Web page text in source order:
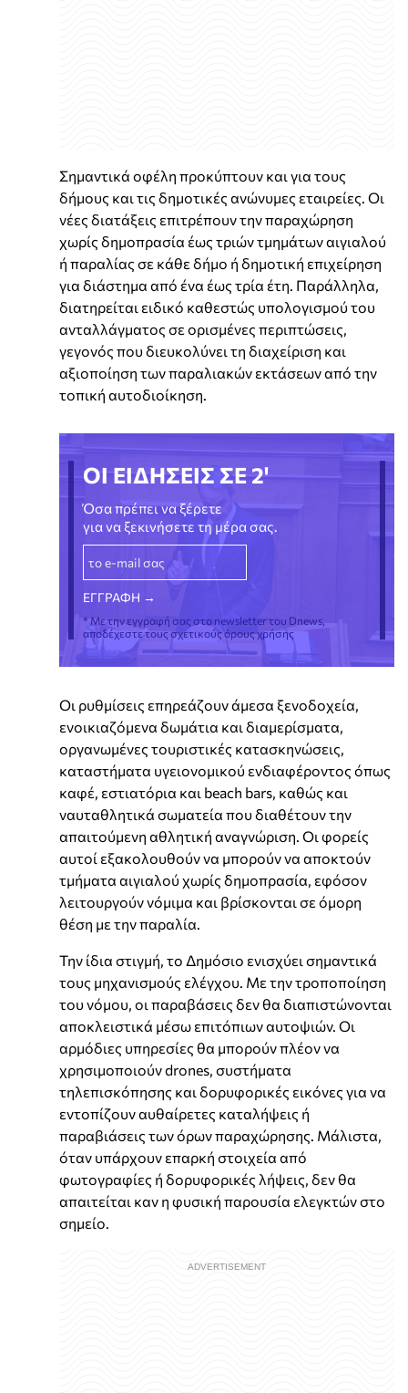
Σημαντικά οφέλη προκύπτουν και για τους
δήμους και τις δημοτικές ανώνυμες εταιρείες. Οι
νέες διατάξεις επιτρέπουν την παραχώρηση
χωρίς δημοπρασία έως τριών τμημάτων αιγιαλού
ή παραλίας σε κάθε δήμο ή δημοτική επιχείρηση
για διάστημα από ένα έως τρία έτη. Παράλληλα,
διατηρείται ειδικό καθεστώς υπολογισμού του
ανταλλάγματος σε ορισμένες περιπτώσεις,
γεγονός που διευκολύνει τη διαχείριση και
αξιοποίηση των παραλιακών εκτάσεων από την
τοπική αυτοδιοίκηση.
ΟΙ ΕΙΔΗΣΕΙΣ ΣΕ 2'
Όσα πρέπει να ξέρετε
για να ξεκινήσετε τη μέρα σας.
* Με την εγγραφή σας στο newsletter του Dnews,
αποδέχεστε τους σχετικούς όρους χρήσης
Οι ρυθμίσεις επηρεάζουν άμεσα ξενοδοχεία,
ενοικιαζόμενα δωμάτια και διαμερίσματα,
οργανωμένες τουριστικές κατασκηνώσεις,
καταστήματα υγειονομικού ενδιαφέροντος όπως
καφέ, εστιατόρια και beach bars, καθώς και
ναυταθλητικά σωματεία που διαθέτουν την
απαιτούμενη αθλητική αναγνώριση. Οι φορείς
αυτοί εξακολουθούν να μπορούν να αποκτούν
τμήματα αιγιαλού χωρίς δημοπρασία, εφόσον
λειτουργούν νόμιμα και βρίσκονται σε όμορη
θέση με την παραλία.
Την ίδια στιγμή, το Δημόσιο ενισχύει σημαντικά
τους μηχανισμούς ελέγχου. Με την τροποποίηση
του νόμου, οι παραβάσεις δεν θα διαπιστώνονται
αποκλειστικά μέσω επιτόπιων αυτοψιών. Οι
αρμόδιες υπηρεσίες θα μπορούν πλέον να
χρησιμοποιούν drones, συστήματα
τηλεπισκόπησης και δορυφορικές εικόνες για να
εντοπίζουν αυθαίρετες καταλήψεις ή
παραβιάσεις των όρων παραχώρησης. Μάλιστα,
όταν υπάρχουν επαρκή στοιχεία από
φωτογραφίες ή δορυφορικές λήψεις, δεν θα
απαιτείται καν η φυσική παρουσία ελεγκτών στο
σημείο.